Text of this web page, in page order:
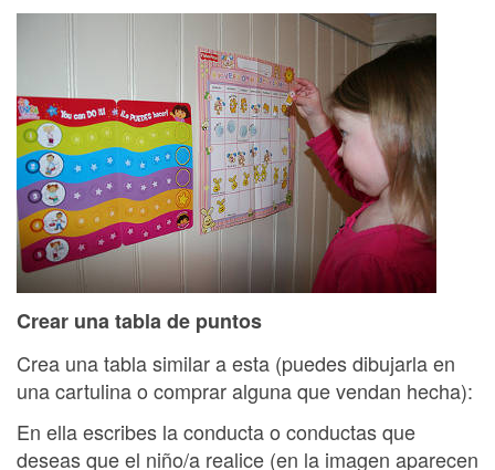
Crear una tabla de puntos
Crea una tabla similar a esta (puedes dibujarla en
una cartulina o comprar alguna que vendan hecha):
En ella escribes la conducta o conductas que
deseas que el niño/a realice (en la imagen aparecen